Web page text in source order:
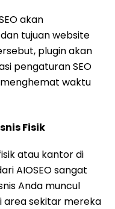
akan
tujuan website
plugin akan
pengaturan SEO
waktu
Fisik
atau kantor di
AIOSEO sangat
Anda muncul
area sekitar mereka